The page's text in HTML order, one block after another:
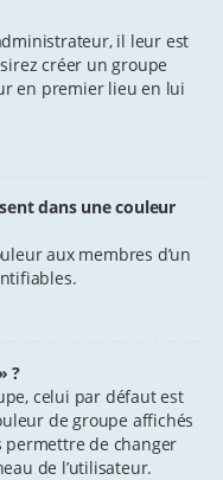
il leur est
créer un groupe
en premier lieu en lui
dans une couleur
aux membres d’un
?
celui par défaut est
de groupe affichés
permettre de changer
de l’utilisateur.